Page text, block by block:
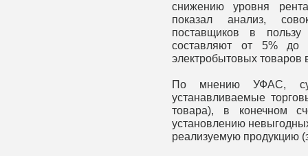
снижению уровня
показал анализ,
поставщиков в
составляют от 5% до
электробытовых товаров
По мнению УФАС,
устанавливаемые
товара), в конечном
установлению
реализуемую продукцию